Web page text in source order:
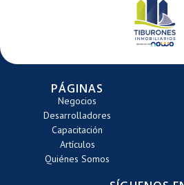
PÁGINAS
Negocios
Desarrolladores
Capacitación
Artículos
Quiénes Somos